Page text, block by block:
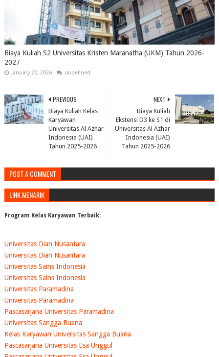
Biaya Kuliah S2 Universitas Kristen Maranatha (UKM) Tahun 2026-
2027
January 20, 2026 undefined
NEXT
Biaya Kuliah
Ekstensi D3 ke S1 di
Universitas Al Azhar
Indonesia (UAI)
Tahun 2025-2026
PREVIOUS
Biaya Kuliah Kelas
Karyawan
Universitas Al Azhar
Indonesia (UAI)
Tahun 2025-2026
POST A COMMENT
LINK MENARIK
Program Kelas Karyawan Terbaik:
Universitas Dian Nusantara
Universitas Dian Nusantara
Universitas Sains Indonesia
Universitas Sains Indonesia
Universitas Paramadina
Universitas Paramadina
Pascasarjana Universitas Paramadina
Universitas Sangga Buana
Kelas Karyawan Universitas Sangga Buana
Pascasarjana Universitas Esa Unggul